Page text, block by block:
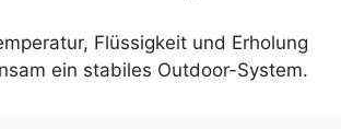
Flüssigkeit und Erholung
ein stabiles Outdoor-System.